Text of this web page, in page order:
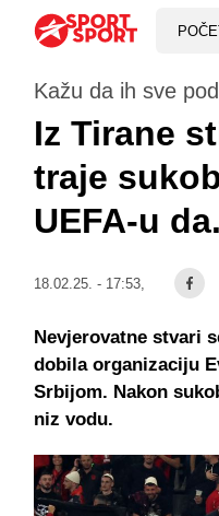
Kažu da ih sve
Iz Tirane
traje
UEFA-u
18.02.25. - 17:53,
Nevjerovatne stvari
dobila organizaciju
Srbijom. Nakon
niz vodu.